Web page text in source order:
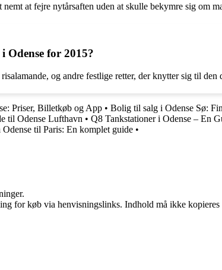
at fejre nytårsaften uden at skulle bekymre sig om
Odense for 2015?
og andre festlige retter, der knytter sig til den
Priser, Billetkøb og App • Bolig til salg i Odense Sø:
til Odense Lufthavn • Q8 Tankstationer i Odense – En
Odense til Paris: En komplet guide •
for køb via henvisningslinks. Indhold må ikke kopieres